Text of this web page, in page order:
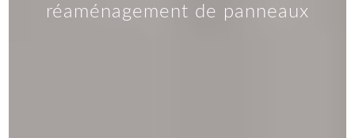
réaménagement de panneaux